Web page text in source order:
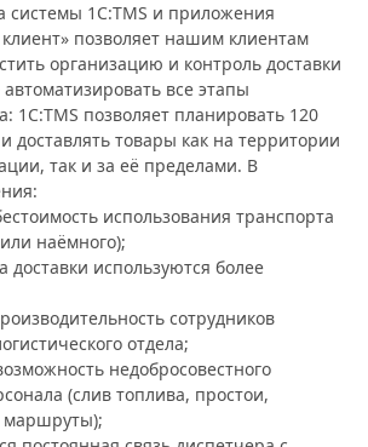
системы 1С:TMS и приложения
позволяет нашим клиентам
организацию и контроль доставки
все этапы
1С:TMS позволяет планировать 120
доставлять товары как на территории
так и за её пределами. В
использования транспорта
наёмного);
доставки используются более
сотрудников
отдела;
недобросовестного
(слив топлива, простои,
маршруты);